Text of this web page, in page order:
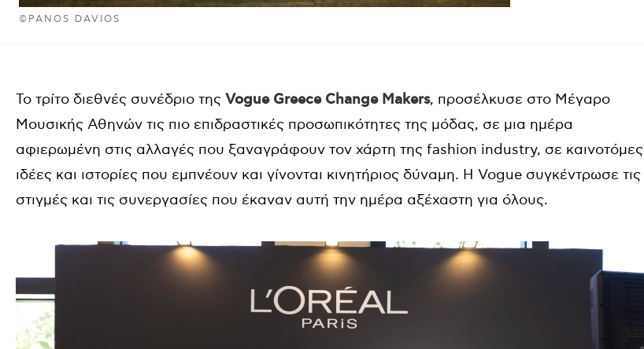
©PANOS DAVIOS
Το τρίτο διεθνές συνέδριο της Vogue Greece Change Makers, προσέλκυσε στο Μέγαρο
Μουσικής Αθηνών τις πιο επιδραστικές προσωπικότητες της μόδας, σε μια ημέρα
αφιερωμένη στις αλλαγές που ξαναγράφουν τον χάρτη της fashion industry, σε καινοτόμες
ιδέες και ιστορίες που εμπνέουν και γίνονται κινητήριος δύναμη. Η Vogue συγκέντρωσε τις
στιγμές και τις συνεργασίες που έκαναν αυτή την ημέρα αξέχαστη για όλους.